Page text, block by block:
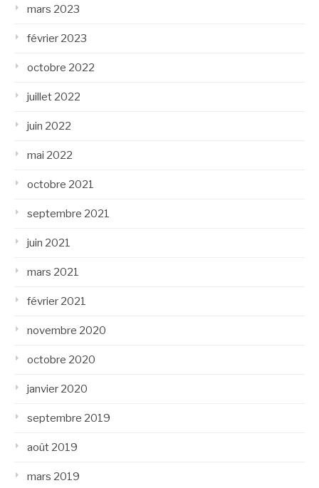
mars 2023
février 2023
octobre 2022
juillet 2022
juin 2022
mai 2022
octobre 2021
septembre 2021
juin 2021
mars 2021
février 2021
novembre 2020
octobre 2020
janvier 2020
septembre 2019
août 2019
mars 2019